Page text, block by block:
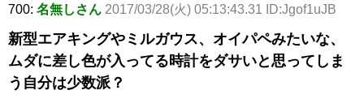
700: 名無しさん 2017/03/28(火) 05:13:43.31 ID:Jgof1uJB
新型エアキングやミルガウス、オイパペみたいな、
ムダに差し色が入ってる時計をダサいと思ってしま
う自分は少数派？